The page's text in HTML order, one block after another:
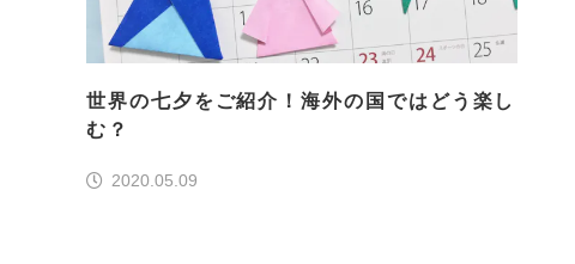
世界の七夕をご紹介！海外の国ではどう楽し
む？
2020.05.09